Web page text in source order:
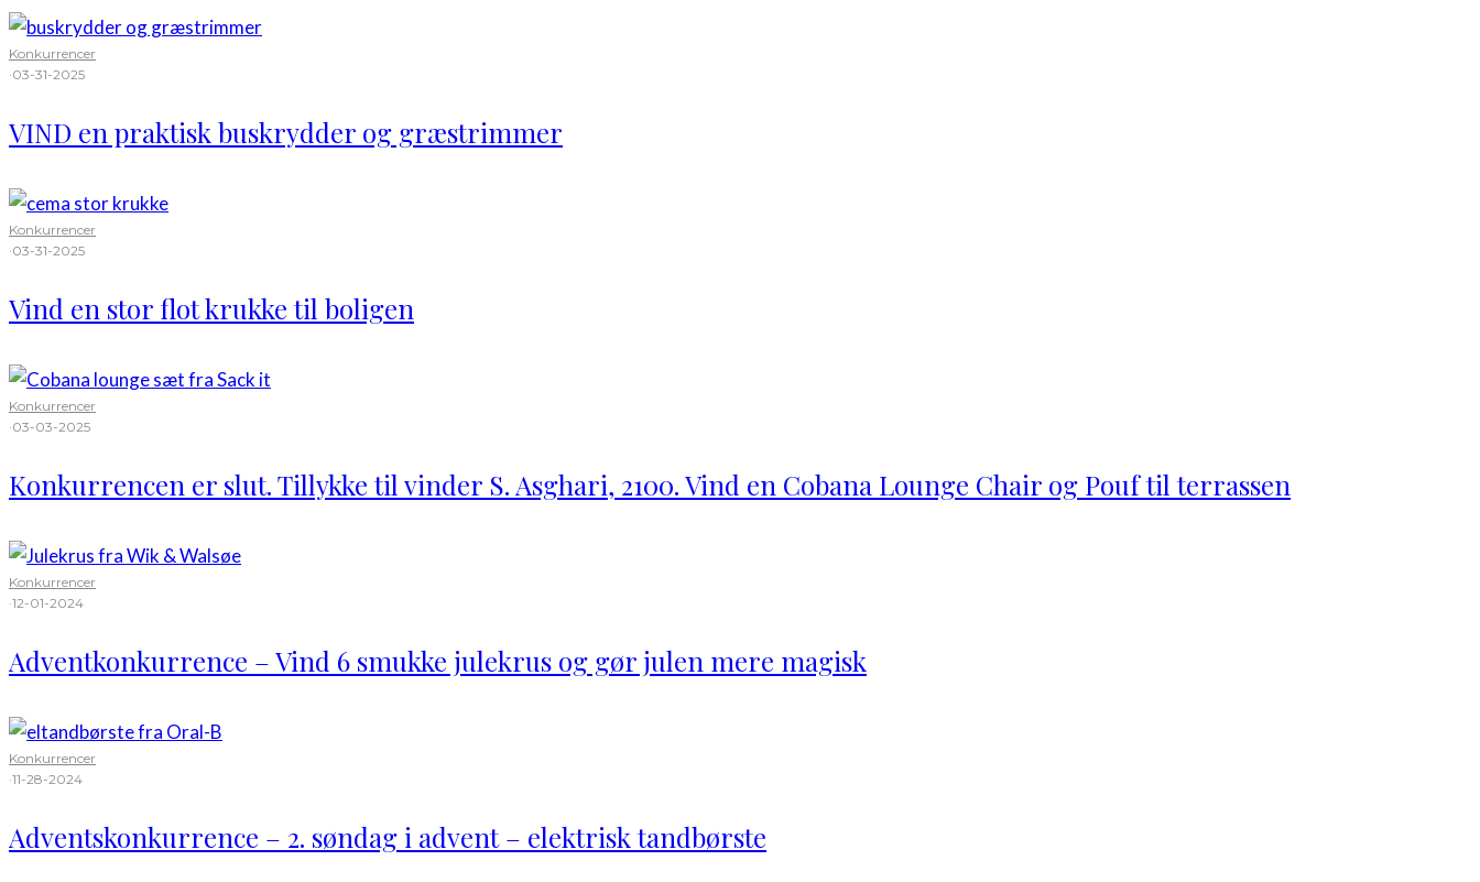
Konkurrencer
·03-31-2025
VIND en praktisk buskrydder og græstrimmer
Konkurrencer
·03-31-2025
Vind en stor flot krukke til boligen
Konkurrencer
·03-03-2025
Konkurrencen er slut. Tillykke til vinder S. Asghari, 2100. Vind en Cobana Lounge Chair og Pouf til terrassen
Konkurrencer
·12-01-2024
Adventkonkurrence – Vind 6 smukke julekrus og gør julen mere magisk
Konkurrencer
·11-28-2024
Adventskonkurrence – 2. søndag i advent – elektrisk tandbørste